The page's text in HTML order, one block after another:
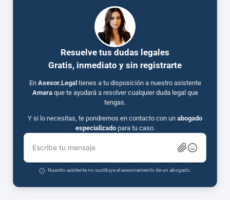
Resuelve tus dudas legales
Gratis, inmediato y sin registrarte
En Asesor.Legal tienes a tu disposición a nuestro asistente
Amaraque te ayudará a resolver cualquier duda legal que
tengas.
Y si lo necesitas, te pondremos en contacto con un abogado
especializadopara tu caso.
Escribe tu mensaje
Nuestro asistente no sustituye el asesoramiento de un abogado.